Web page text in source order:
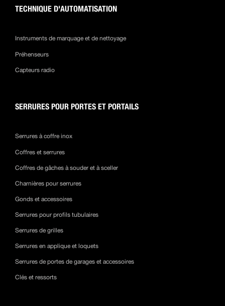
TECHNIQUE D'AUTOMATISATION
Instruments de marquage et de nettoyage
Préhenseurs
Capteurs radio
SERRURES POUR PORTES ET PORTAILS
Serrures à coffre inox
Coffres et serrures
Coffres de gâches à souder et à sceller
Charnières pour serrures
Gonds et accessoires
Serrures pour profils tubulaires
Serrures de grilles
Serrures en applique et loquets
Serrures de portes de garages et accessoires
Clés et ressorts